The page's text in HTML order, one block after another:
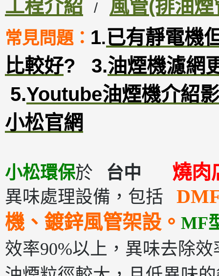
工程介紹 / 風管(排油煙
常見問題： 1.已有靜電機
比較好? 3.油煙機濾網
5.Youtube油煙機介紹
小松官網
小松環保於 台中 燒
異味處理設備，包括
機、鍍鋅風管架設。 MF
效率90%以上，異味去除